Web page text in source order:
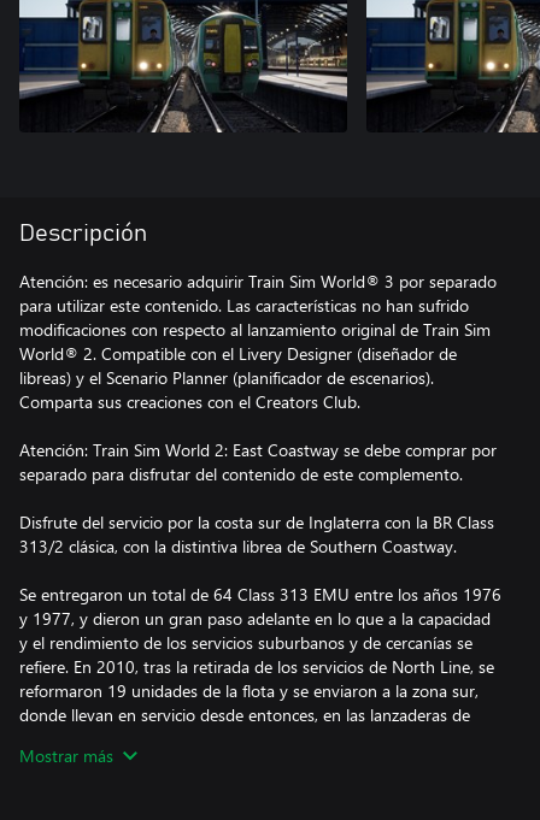
Descripción
Atención: es necesario adquirir Train Sim World® 3 por separado
para utilizar este contenido. Las características no han sufrido
modificaciones con respecto al lanzamiento original de Train Sim
World® 2. Compatible con el Livery Designer (diseñador de
libreas) y el Scenario Planner (planificador de escenarios).
Comparta sus creaciones con el Creators Club.
Atención: Train Sim World 2: East Coastway se debe comprar por
separado para disfrutar del contenido de este complemento.
Disfrute del servicio por la costa sur de Inglaterra con la BR Class
313/2 clásica, con la distintiva librea de Southern Coastway.
Se entregaron un total de 64 Class 313 EMU entre los años 1976
y 1977, y dieron un gran paso adelante en lo que a la capacidad
y el rendimiento de los servicios suburbanos y de cercanías se
refiere. En 2010, tras la retirada de los servicios de North Line, se
reformaron 19 unidades de la flota y se enviaron a la zona sur,
donde llevan en servicio desde entonces, en las lanzaderas de
Eastbourne. En 2021, las unidades 313 son las más antiguas en
Mostrar más